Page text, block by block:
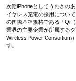
次期iPhoneとしてうわさの
イヤレス充電の採用につい
の国際基準規格である「Qi
業界の主要企業が所属する
Wireless Power Consortium
す。